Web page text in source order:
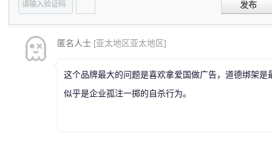
发布
匿名人士 [亚太地区亚太地区]
这个品牌最大的问题是喜欢拿爱国做广告，道德绑架
似乎是企业孤注一掷的自杀行为。